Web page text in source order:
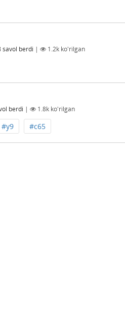
savol berdi | 1.2k ko'rilgan
berdi | 1.8k ko'rilgan
#y9 #c65